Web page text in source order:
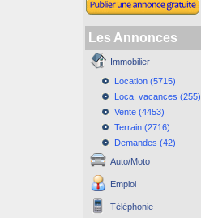
Les Annonces
Immobilier
Location (5715)
Loca. vacances (255)
Vente (4453)
Terrain (2716)
Demandes (42)
Auto/Moto
Emploi
Téléphonie